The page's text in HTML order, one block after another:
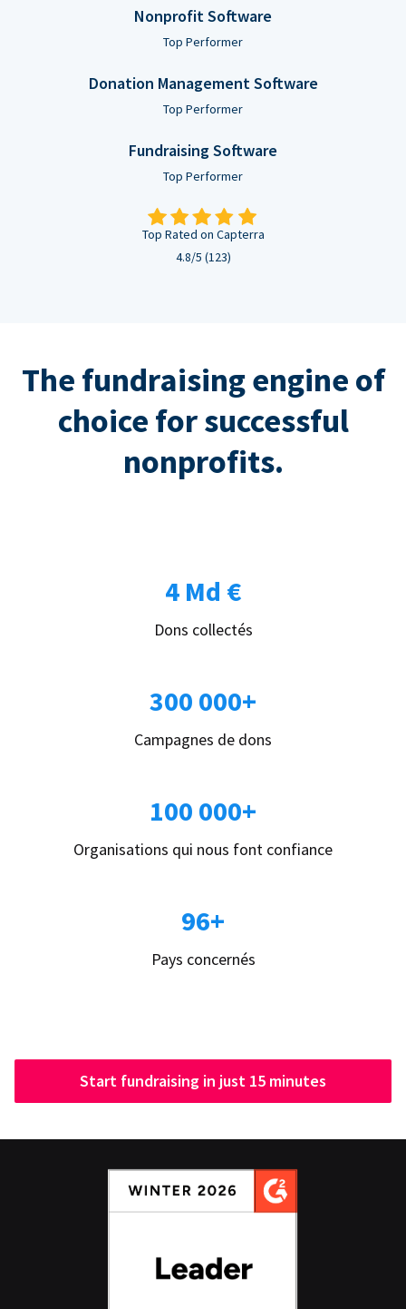
Nonprofit Software
Top Performer
Donation Management Software
Top Performer
Fundraising Software
Top Performer
Top Rated on Capterra
4.8/5 (123)
The fundraising engine of
choice for successful
nonprofits.
4 Md €
Dons collectés
300 000+
Campagnes de dons
100 000+
Organisations qui nous font confiance
96+
Pays concernés
Start fundraising in just 15 minutes